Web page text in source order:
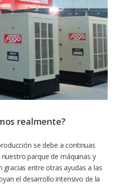
realmente?
se debe a continuas
parque de máquinas y
entre otras ayudas a las
el desarrollo intensivo de la